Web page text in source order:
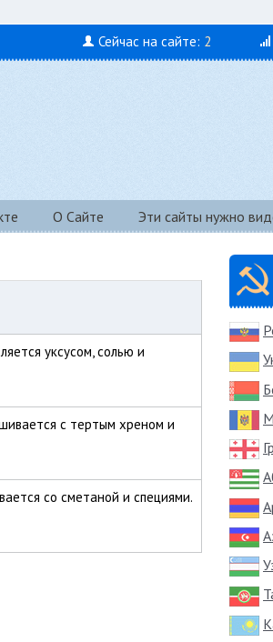
Сейчас на сайте: 2
О Сайте Эти сайты нужно
уксусом, солью и
с тертым хреном и
со сметаной и специями.